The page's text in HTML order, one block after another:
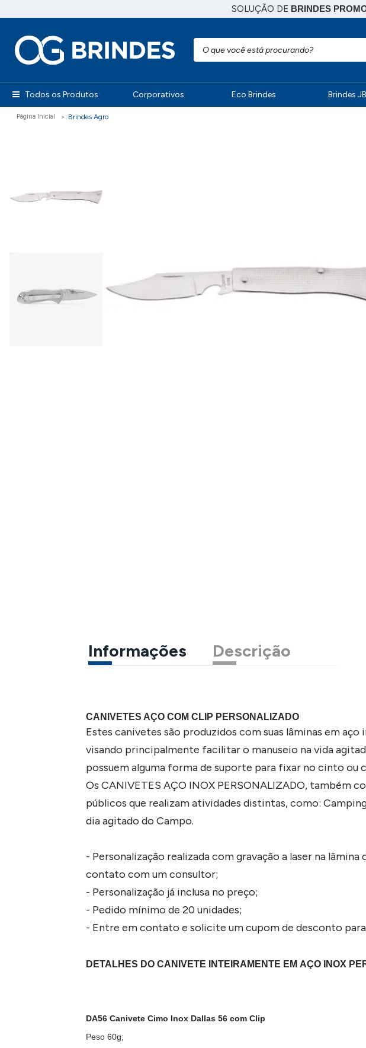
SOLUÇÃO DE BRINDES
Todos os Produtos Corporativos Eco Brindes Brindes
Brindes Agro
Informações Descrição
CANIVETES AÇO COM CLIP PERSONALIZADO
Estes canivetes são produzidos com suas lâminas em
visando principalmente facilitar o manuseio na vida
possuem alguma forma de suporte para fixar no cinto ou
Os CANIVETES AÇO INOX PERSONALIZADO, também
públicos que realizam atividades distintas, como:
dia agitado do Campo.
- Personalização realizada com gravação a laser na
contato com um consultor;
- Personalização já inclusa no preço;
- Pedido mínimo de 20 unidades;
- Entre em contato e solicite um cupom de desconto
DETALHES DO CANIVETE INTEIRAMENTE EM AÇO INOX
DA56 Canivete Cimo Inox Dallas 56 com Clip
Peso 60g;